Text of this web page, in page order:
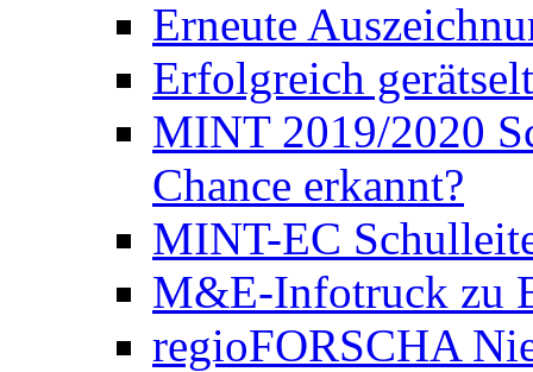
Erneute
Erfolgreich gerätselt
MINT 2019/2020
Chance erkannt?
MINT-EC
M&E-Infotruck zu
regioFORSCHA